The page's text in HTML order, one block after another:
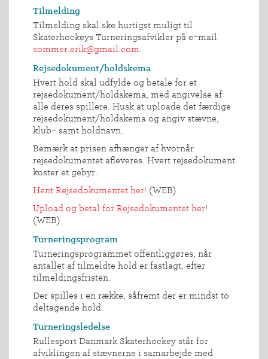
Tilmelding
Tilmelding skal ske hurtigst muligt til
Skaterhockeys Turneringsafvikler på e-mail
sommer.erik@gmail.com
Rejsedokument/holdskema
Hvert hold skal udfylde og betale for et
rejsedokument/holdskema, med angivelse af
alle deres spillere. Husk at uploade det færdige
rejsedokument/holdskema og angiv stævne,
klub- samt holdnavn.
Bemærk at prisen afhænger af hvornår
rejsedokumentet afleveres. Hvert rejsedokument
koster et gebyr.
Hent Rejsedokumentet her! (WEB)
Upload og betal for Rejsedokumentet her!
(WEB)
Turneringsprogram
Turneringsprogrammet offentliggøres, når
antallet af tilmeldte hold er fastlagt, efter
tilmeldingsfristen.
Der spilles i en række, såfremt der er mindst to
deltagende hold.
Turneringsledelse
Rullesport Danmark Skaterhockey står for
afviklingen af stævnerne i samarbejde med